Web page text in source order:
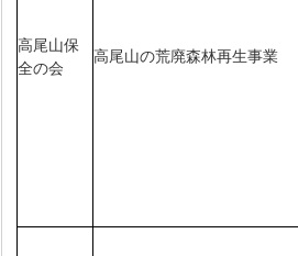
高尾山保
全の会
高尾山の荒廃森林再生事業